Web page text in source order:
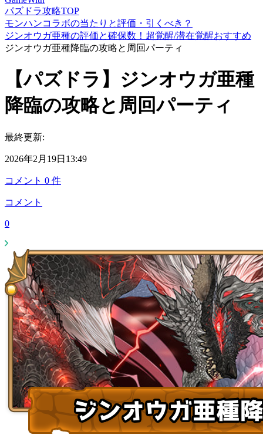
パズドラ攻略TOP
モンハンコラボの当たりと評価・引くべき？
ジンオウガ亜種の評価と確保数！超覚醒/潜在覚醒おすすめ
ジンオウガ亜種降臨の攻略と周回パーティ
【パズドラ】ジンオウガ亜種
降臨の攻略と周回パーティ
最終更新:
2026年2月19日13:49
コメント 0 件
コメント
0